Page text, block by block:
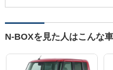
N-BOXを見た人はこんな